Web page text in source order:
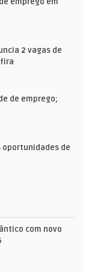
2 vagas de
de emprego;
oportunidades de
com novo